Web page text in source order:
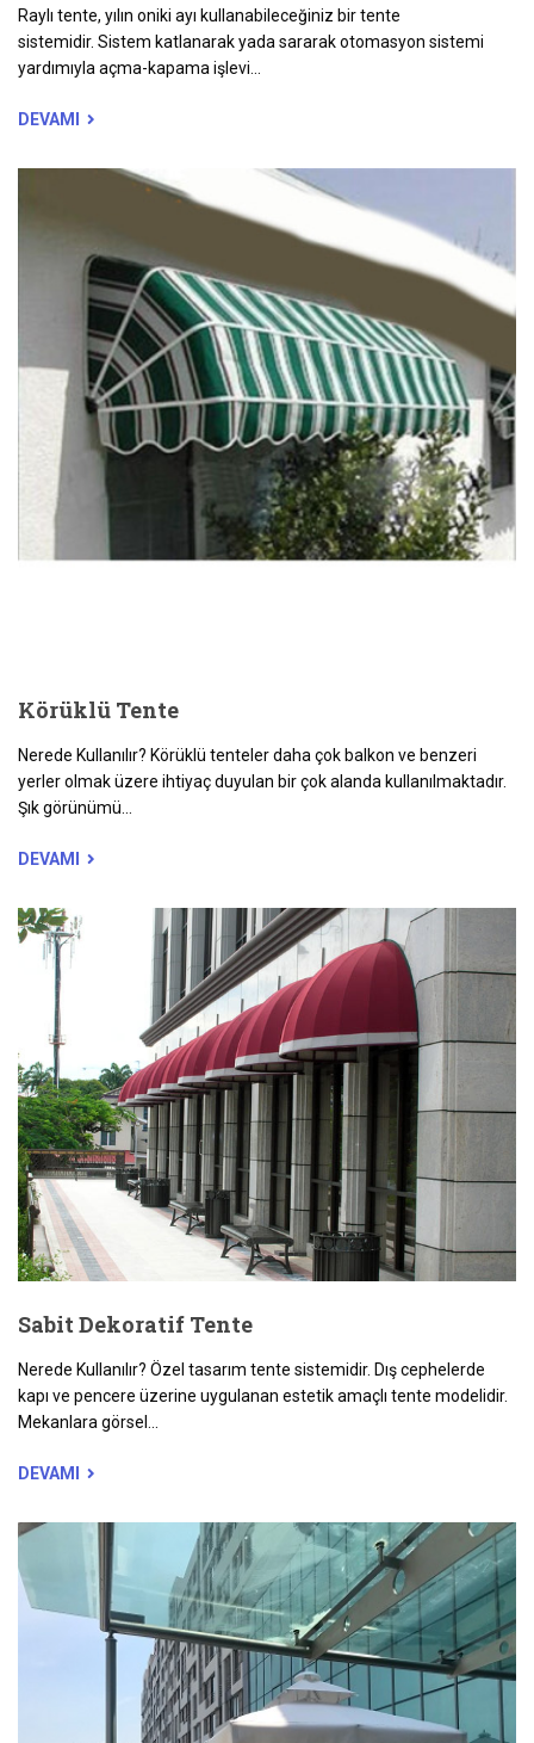
Raylı tente, yılın oniki ayı kullanabileceğiniz bir tente
sistemidir. Sistem katlanarak yada sararak otomasyon sistemi
yardımıyla açma-kapama işlevi...
DEVAMI
Körüklü Tente
Nerede Kullanılır? Körüklü tenteler daha çok balkon ve benzeri
yerler olmak üzere ihtiyaç duyulan bir çok alanda kullanılmaktadır.
Şık görünümü...
DEVAMI
Sabit Dekoratif Tente
Nerede Kullanılır? Özel tasarım tente sistemidir. Dış cephelerde
kapı ve pencere üzerine uygulanan estetik amaçlı tente modelidir.
Mekanlara görsel...
DEVAMI